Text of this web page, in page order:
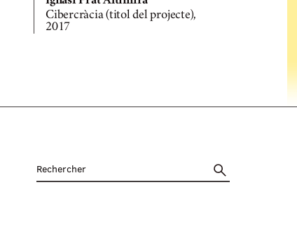
Cibercràcia (titol del projecte),
2017